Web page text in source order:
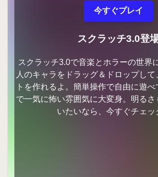
今すぐプレイ
スクラッチ3.0登
スクラッチ3.0で音楽とホラーの世界
人のキャラをドラッグ＆ドロップし
トを作れるよ。簡単操作で自由に遊
で一気に怖い雰囲気に大変身。明る
いたいなら、今すぐチェッ